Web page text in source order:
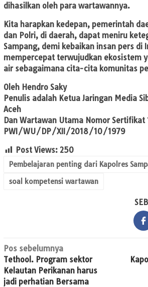
dihasilkan oleh para wartawannya.
Kita harapkan kedepan, pemerintah
dan Polri, di daerah, dapat meniru
Sampang, demi kebaikan insan pers di
mempercepat terwujudkan ekosistem
air sebagaimana cita-cita komunitas
Oleh Hendro Saky
Penulis adalah Ketua Jaringan Media
Aceh
Dan Wartawan Utama Nomor Sertifikat
PWI/WU/DP/XII/2018/10/1979
Post Views: 250
Pembelajaran penting dari Kapolres
soal kompetensi wartawan
Navigasi
pos
Pos sebelumnya
Tethool. Program sektor
Kelautan Perikanan harus
jadi perhatian Bersama